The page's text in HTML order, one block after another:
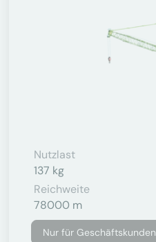
Nutzlast
137 kg
Reichweite
78000 m
Nur für Geschäftskunden